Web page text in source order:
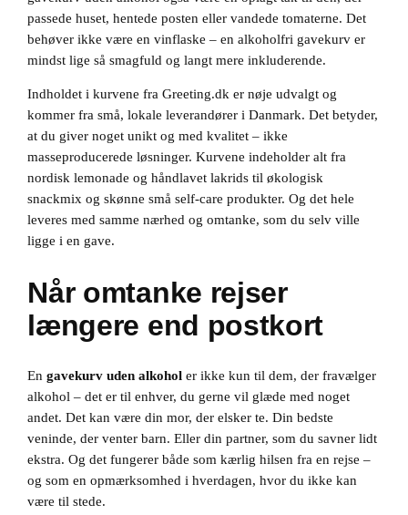
passede huset, hentede posten eller vandede tomaterne. Det
behøver ikke være en vinflaske – en alkoholfri gavekurv er
mindst lige så smagfuld og langt mere inkluderende.
Indholdet i kurvene fra Greeting.dk er nøje udvalgt og
kommer fra små, lokale leverandører i Danmark. Det betyder,
at du giver noget unikt og med kvalitet – ikke
masseproducerede løsninger. Kurvene indeholder alt fra
nordisk lemonade og håndlavet lakrids til økologisk
snackmix og skønne små self-care produkter. Og det hele
leveres med samme nærhed og omtanke, som du selv ville
ligge i en gave.
Når omtanke rejser
længere end postkort
Engavekurv uden alkohol er ikke kun til dem, der fravælger
alkohol – det er til enhver, du gerne vil glæde med noget
andet. Det kan være din mor, der elsker te. Din bedste
veninde, der venter barn. Eller din partner, som du savner lidt
ekstra. Og det fungerer både som kærlig hilsen fra en rejse –
og som en opmærksomhed i hverdagen, hvor du ikke kan
være til stede.